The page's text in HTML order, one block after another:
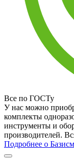
Все по ГОСТу
У нас можно
комплекты
инструменты и
производителей.
Подробнее о